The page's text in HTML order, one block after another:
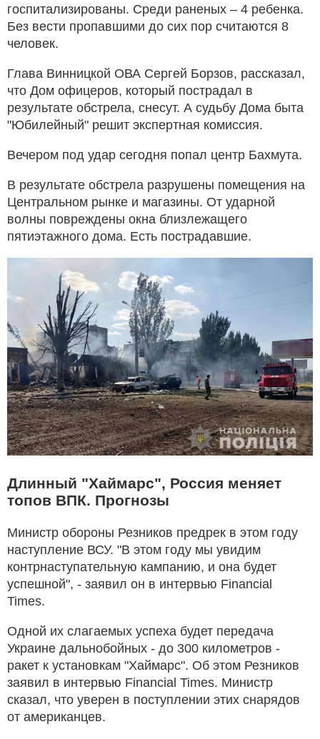
госпитализированы. Среди раненых – 4 ребенка.
Без вести пропавшими до сих пор считаются 8
человек.
Глава Винницкой ОВА Сергей Борзов, рассказал,
что Дом офицеров, который пострадал в
результате обстрела, снесут. А судьбу Дома быта
"Юбилейный" решит экспертная комиссия.
Вечером под удар сегодня попал центр Бахмута.
В результате обстрела разрушены помещения на
Центральном рынке и магазины. От ударной
волны повреждены окна близлежащего
пятиэтажного дома. Есть пострадавшие.
Длинный "Хаймарс", Россия меняет
топов ВПК. Прогнозы
Министр обороны Резников предрек в этом году
наступление ВСУ. "В этом году мы увидим
контрнаступательную кампанию, и она будет
успешной", - заявил он в интервью Financial
Times.
Одной их слагаемых успеха будет передача
Украине дальнобойных - до 300 километров -
ракет к установкам "Хаймарс". Об этом Резников
заявил в интервью Financial Times. Министр
сказал, что уверен в поступлении этих снарядов
от американцев.